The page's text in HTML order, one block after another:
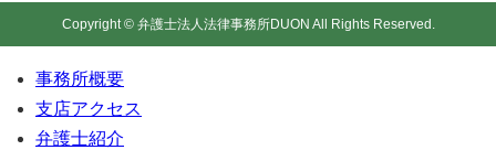
Copyright © 弁護士法人法律事務所DUON All Rights Reserved.
事務所概要
支店アクセス
弁護士紹介